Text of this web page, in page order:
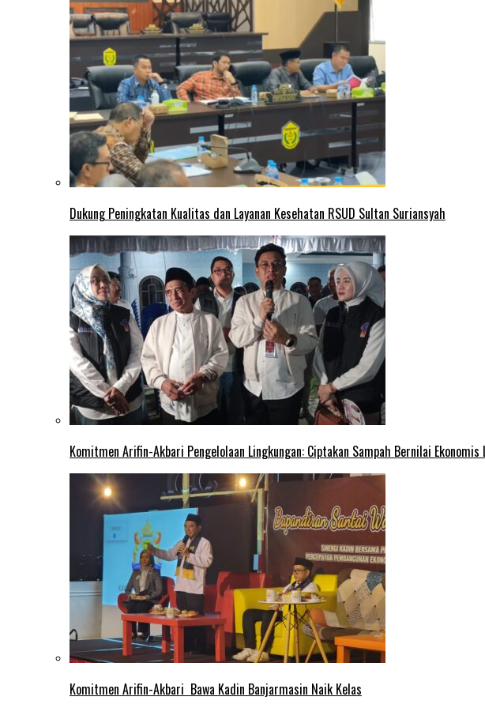
Dukung Peningkatan Kualitas dan Layanan Kesehatan RSUD Sultan Suriansyah
Komitmen Arifin-Akbari Pengelolaan Lingkungan: Ciptakan Sampah Bernilai Ekonomis
Komitmen Arifin-Akbari Bawa Kadin Banjarmasin Naik Kelas